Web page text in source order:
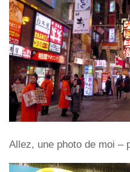
Allez, une photo de moi –